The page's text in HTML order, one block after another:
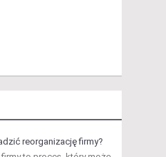
reorganizację firmy?